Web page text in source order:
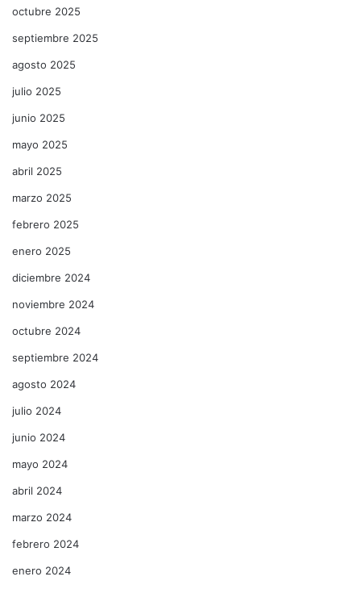
octubre 2025
septiembre 2025
agosto 2025
julio 2025
junio 2025
mayo 2025
abril 2025
marzo 2025
febrero 2025
enero 2025
diciembre 2024
noviembre 2024
octubre 2024
septiembre 2024
agosto 2024
julio 2024
junio 2024
mayo 2024
abril 2024
marzo 2024
febrero 2024
enero 2024